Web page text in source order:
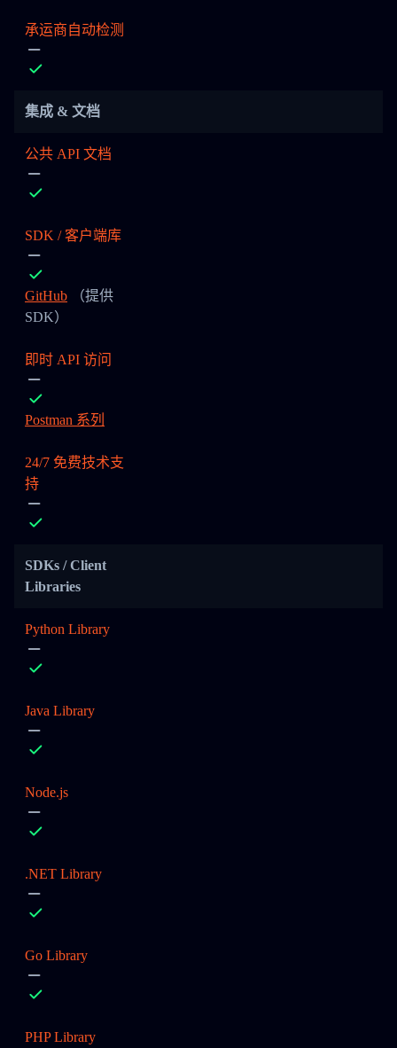
承运商自动检测
集成 & 文档
公共 API 文档
SDK / 客户端库
GitHub （提供
SDK）
即时 API 访问
Postman 系列
24/7 免费技术支
持
SDKs / Client
Libraries
Python Library
Java Library
Node.js
.NET Library
Go Library
PHP Library